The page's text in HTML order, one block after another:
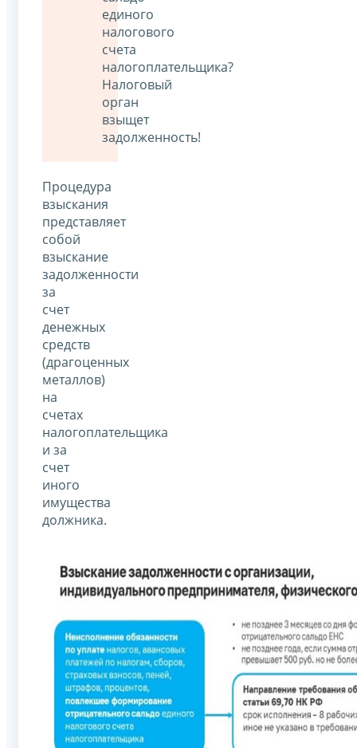
единого
налогового
счета
налогоплательщика?
Налоговый
орган
взыщет
задолженность!
Процедура
взыскания
представляет
собой
взыскание
задолженности
за
счет
денежных
средств
(драгоценных
металлов)
на
счетах
налогоплательщика
и за
счет
иного
имущества
должника.